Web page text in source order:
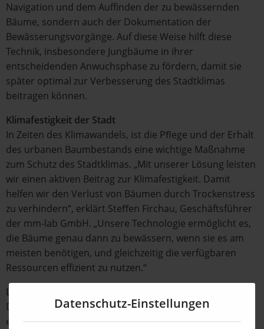
Navigation und dem Auffinden der zu bewässernden
Bäume, sondern auch der Dokumentation der
Bewässerungsvorgänge. Auf diese Weise hilft diese
Technik, insbesondere Jungbäume in ihrer
entscheidenden Anwuchsphase zu fördern, damit sie
später optimal zur Verbesserung des Stadtklimas
beitragen können.
Klimafestigkeit der Stadt
In Zeiten des Klimawandels, ist die Pﬂege und der Erhalt
des urbanen Baumbestands eine wichtige Maßnahme
zum Schutz des Stadtklimas. „Mit unserer Lösung leisten
wir einen aktiven Beitrag zur Klimafestigkeit. Damit
helfen wir den Verlust von Bäumen durch Trockenstress
zu verhindern“, erklärt Steﬀen Firchau, Geschäftsführer
der mm-lab GmbH. „Unsere Technologie ermöglicht es,
die Bäume genau dann zu bewässern, wenn sie es am
meisten benötigen, und gleichzeitig die verfügbaren
Ressourcen effizient zu nutzen.“
Langfristige Perspektive
Das Projekt wird kontinuierlich ausgewertet, wobei die
erfassten Daten genutzt werden, um die Effizienz der
Datenschutz-Einstellungen